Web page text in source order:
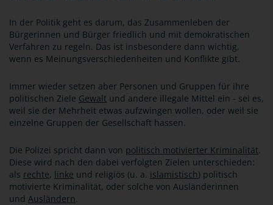
In der Politik geht es darum, das Zusammenleben der
Bürgerinnen und Bürger friedlich und mit demokratischen
Verfahren zu regeln. Das ist insbesondere dann wichtig,
wenn es Meinungsverschiedenheiten und Konflikte gibt.
Immer wieder setzen aber Personen und Gruppen für ihre
politischen Ziele Gewalt und andere illegale Mittel ein - sei es,
weil sie der Mehrheit etwas aufzwingen wollen, oder weil sie
einzelne Gruppen der Gesellschaft hassen.
Die Polizei spricht dann von politisch motivierter Kriminalität.
Diese wird nach den dabei verfolgten Zielen unterschieden:
als rechte, linke und religiös (u. a. islamistisch) politisch
motivierte Kriminalität, oder solche von Ausländerinnen
und Ausländern.